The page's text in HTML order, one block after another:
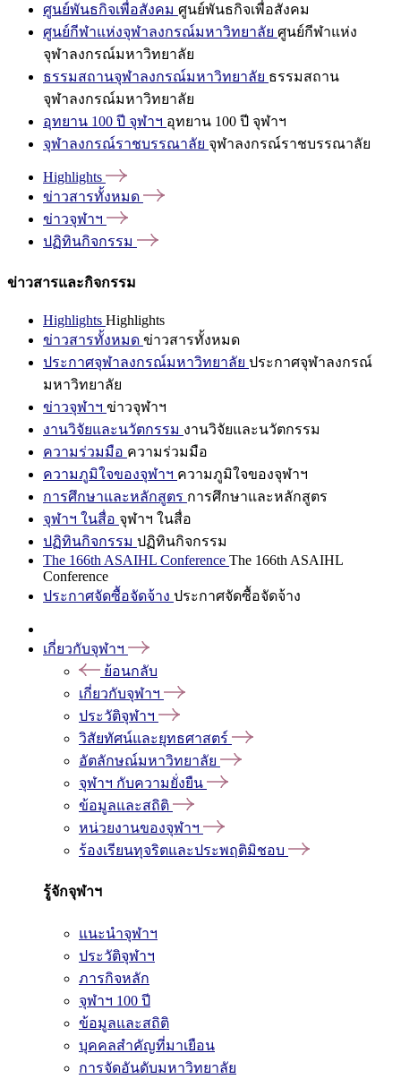
ศูนย์พันธกิจเพื่อสังคม ศูนย์พันธกิจเพื่อสังคม
ศูนย์กีฬาแห่งจุฬาลงกรณ์มหาวิทยาลัย ศูนย์กีฬาแห่ง
จุฬาลงกรณ์มหาวิทยาลัย
ธรรมสถานจุฬาลงกรณ์มหาวิทยาลัย ธรรมสถาน
จุฬาลงกรณ์มหาวิทยาลัย
อุทยาน 100 ปี จุฬาฯ อุทยาน 100 ปี จุฬาฯ
จุฬาลงกรณ์ราชบรรณาลัย จุฬาลงกรณ์ราชบรรณาลัย
Highlights
ข่าวสารทั้งหมด
ข่าวจุฬาฯ
ปฏิทินกิจกรรม
ข่าวสารและกิจกรรม
Highlights Highlights
ข่าวสารทั้งหมด ข่าวสารทั้งหมด
ประกาศจุฬาลงกรณ์มหาวิทยาลัย ประกาศจุฬาลงกรณ์
มหาวิทยาลัย
ข่าวจุฬาฯ ข่าวจุฬาฯ
งานวิจัยและนวัตกรรม งานวิจัยและนวัตกรรม
ความร่วมมือ ความร่วมมือ
ความภูมิใจของจุฬาฯ ความภูมิใจของจุฬาฯ
การศึกษาและหลักสูตร การศึกษาและหลักสูตร
จุฬาฯ ในสื่อ จุฬาฯ ในสื่อ
ปฏิทินกิจกรรม ปฏิทินกิจกรรม
The 166th ASAIHL Conference The 166th ASAIHL
Conference
ประกาศจัดซื้อจัดจ้าง ประกาศจัดซื้อจัดจ้าง
เกี่ยวกับจุฬาฯ
ย้อนกลับ
เกี่ยวกับจุฬาฯ
ประวัติจุฬาฯ
วิสัยทัศน์และยุทธศาสตร์
อัตลักษณ์มหาวิทยาลัย
จุฬาฯ กับความยั่งยืน
ข้อมูลและสถิติ
หน่วยงานของจุฬาฯ
ร้องเรียนทุจริตและประพฤติมิชอบ
รู้จักจุฬาฯ
แนะนำจุฬาฯ
ประวัติจุฬาฯ
ภารกิจหลัก
จุฬาฯ 100 ปี
ข้อมูลและสถิติ
บุคคลสำคัญที่มาเยือน
การจัดอันดับมหาวิทยาลัย